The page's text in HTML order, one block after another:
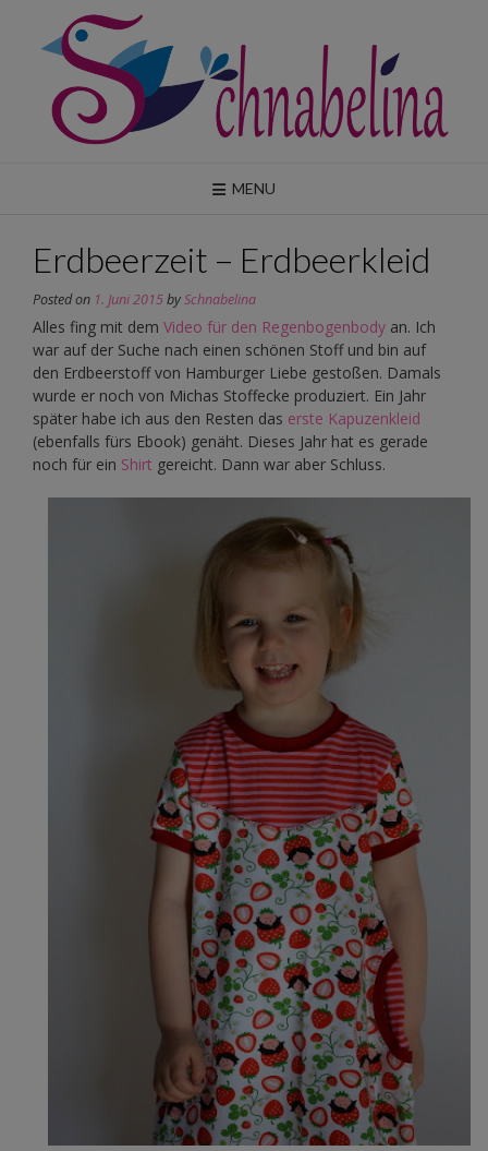
content
MENU
Erdbeerzeit – Erdbeerkleid
Posted on 1. Juni 2015bySchnabelina
Alles fing mit dem Video für den Regenbogenbody an. Ich
war auf der Suche nach einen schönen Stoff und bin auf
den Erdbeerstoff von Hamburger Liebe gestoßen. Damals
wurde er noch von Michas Stoffecke produziert. Ein Jahr
später habe ich aus den Resten das erste Kapuzenkleid
(ebenfalls fürs Ebook) genäht. Dieses Jahr hat es gerade
noch für ein Shirt gereicht. Dann war aber Schluss.